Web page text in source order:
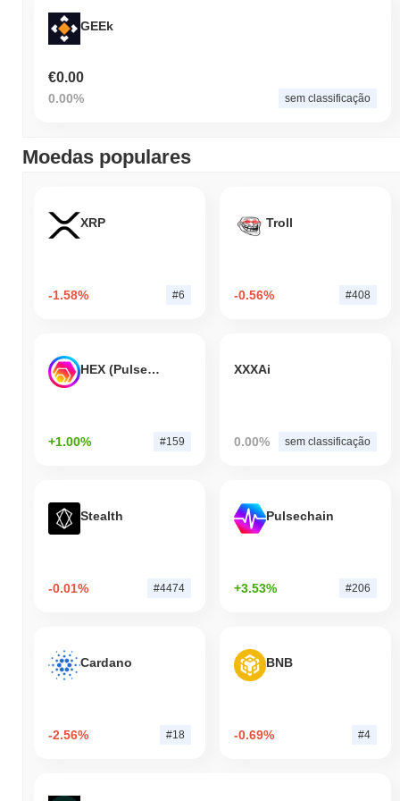
Nos últimos 7 dias, Say My Name ganhou
do mercado cripto geral que registrou um ganho de
GEEk
€0.00
0.00% sem classificação
Moedas populares
XRP
-1.58% #6
Troll
-0.56% #408
HEX (Pulsechain)
+1.00% #159
XXXAi
0.00% sem classificação
Stealth
-0.01% #4474
Pulsechain
+3.53% #206
Cardano
-2.56% #18
BNB
-0.69% #4